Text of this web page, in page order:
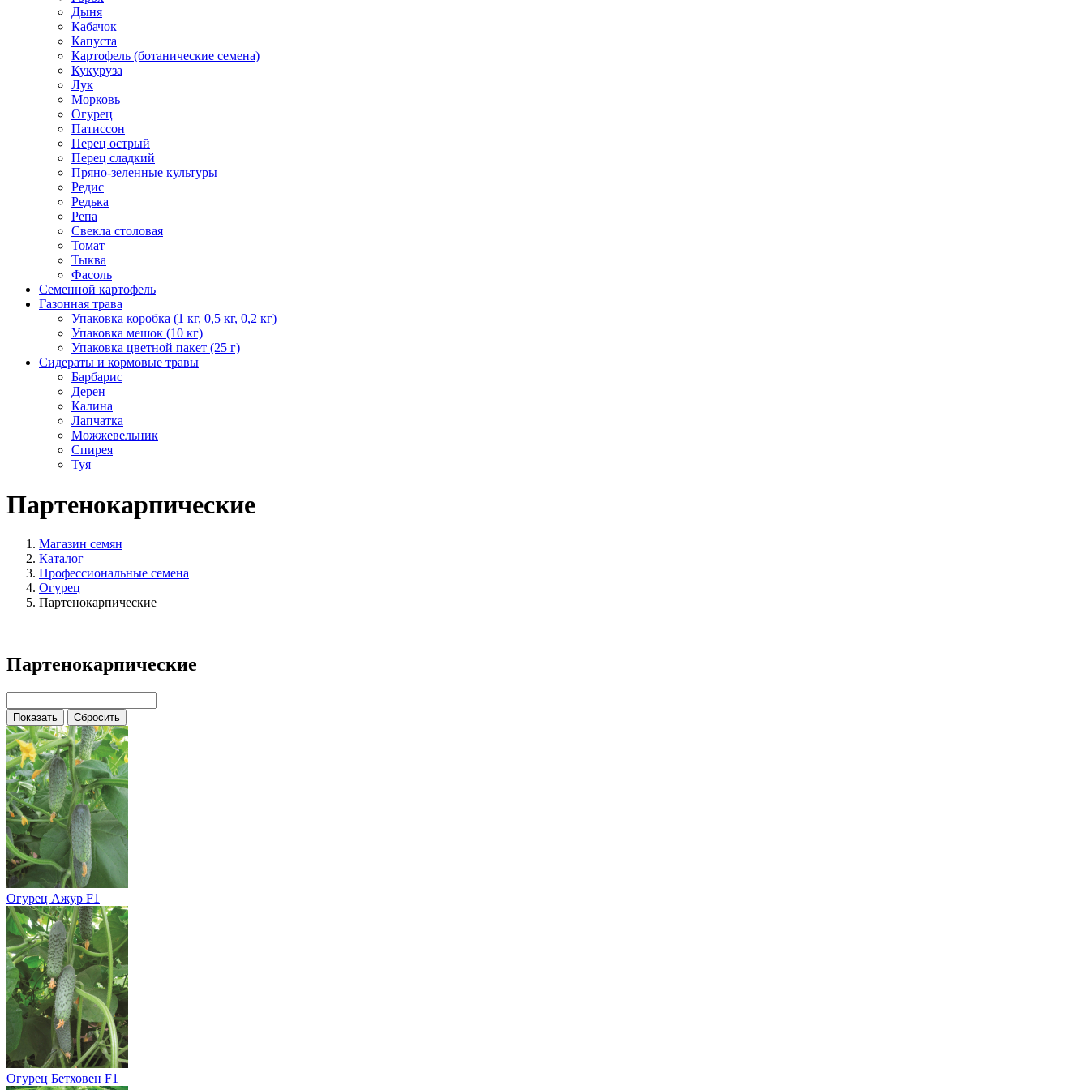
Дыня
Кабачок
Капуста
Картофель (ботанические семена)
Кукуруза
Лук
Морковь
Огурец
Патиссон
Перец острый
Перец сладкий
Пряно-зеленные культуры
Редис
Редька
Репа
Свекла столовая
Томат
Тыква
Фасоль
Семенной картофель
Газонная трава
Упаковка коробка (1 кг, 0,5 кг, 0,2 кг)
Упаковка мешок (10 кг)
Упаковка цветной пакет (25 г)
Сидераты и кормовые травы
Барбарис
Дерен
Калина
Лапчатка
Можжевельник
Спирея
Туя
Партенокарпические
Магазин семян
Каталог
Профессиональные семена
Огурец
Партенокарпические
Партенокарпические
Огурец Ажур F1
Огурец Бетховен F1